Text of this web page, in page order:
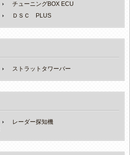
チューニングBOX ECU
ＤＳＣ PLUS
ストラットタワーバー
レーダー探知機